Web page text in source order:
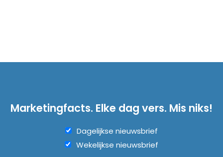
Marketingfacts. Elke dag vers. Mis niks!
Dagelijkse nieuwsbrief
Wekelijkse nieuwsbrief